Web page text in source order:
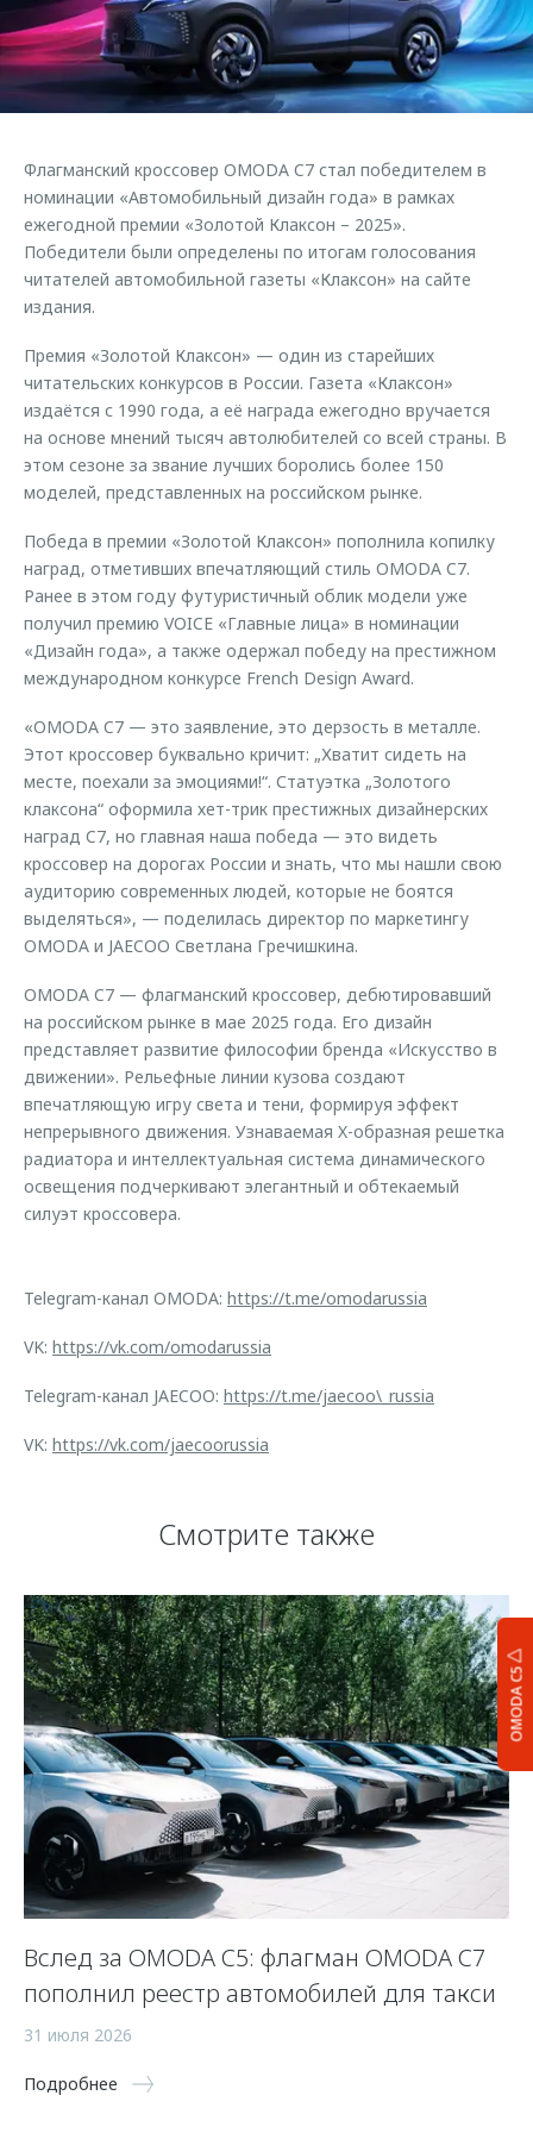
Страхование
Кредитный калькулятор
Аксессуары
Оригинальные аксессуары
Запчасти
Трейд-ин
Калькулятор трейд-ин
Руководства по эксплуатации
Клиентская поддержка
O&J Автоклуб
Приложение O&J
Аксессуары
Одежда и сувениры
Оригинальные аксессуары
Запчасти
Обратная связь
OMODA C5
Флагманский кроссовер OMODA C7 стал победителем в
номинации «Автомобильный дизайн года» в рамках
ежегодной премии «Золотой Клаксон – 2025».
Победители были определены по итогам голосования
читателей автомобильной газеты «Клаксон» на сайте
издания.
Премия «Золотой Клаксон» — один из старейших
читательских конкурсов в России. Газета «Клаксон»
издаётся с 1990 года, а её награда ежегодно вручается
на основе мнений тысяч автолюбителей со всей страны. В
этом сезоне за звание лучших боролись более 150
моделей, представленных на российском рынке.
Победа в премии «Золотой Клаксон» пополнила копилку
наград, отметивших впечатляющий стиль OMODA C7.
Ранее в этом году футуристичный облик модели уже
получил премию VOICE «Главные лица» в номинации
«Дизайн года», а также одержал победу на престижном
международном конкурсе French Design Award.
«OMODA C7 — это заявление, это дерзость в металле.
Этот кроссовер буквально кричит: „Хватит сидеть на
месте, поехали за эмоциями!“. Статуэтка „Золотого
клаксона“ оформила хет-трик престижных дизайнерских
наград C7, но главная наша победа — это видеть
кроссовер на дорогах России и знать, что мы нашли свою
аудиторию современных людей, которые не боятся
выделяться», — поделилась директор по маркетингу
OMODA и JAECOO Светлана Гречишкина.
OMODA C7 — флагманский кроссовер, дебютировавший
на российском рынке в мае 2025 года. Его дизайн
представляет развитие философии бренда «Искусство в
движении». Рельефные линии кузова создают
впечатляющую игру света и тени, формируя эффект
непрерывного движения. Узнаваемая X-образная решетка
радиатора и интеллектуальная система динамического
освещения подчеркивают элегантный и обтекаемый
силуэт кроссовера.
Telegram-канал OMODA: https://t.me/omodarussia
VK: https://vk.com/omodarussia
Telegram-канал JAECOO: https://t.me/jaecoo\_russia
VK: https://vk.com/jaecoorussia
Смотрите также
Вслед за OMODA C5: флагман OMODA C7
пополнил реестр автомобилей для такси
31 июля 2026
Подробнее